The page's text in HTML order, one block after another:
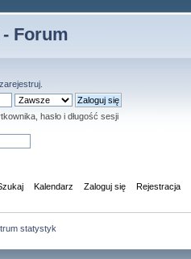
Forum
zarejestruj
hasło i długość sesji
Kalendarz Zaloguj się Rejestracja
statystyk